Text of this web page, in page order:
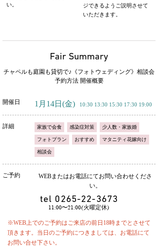
い。
ジできるようご説明させて
いただきます。
Fair Summary
チャペルも庭園も貸切で♪《フォトウェディング》相談会
予約方法 開催概要
開催日 1月14日 (金) 10:30 13:30 15:30 17:30 19:00
詳細 家族で会食 感染症対策 少人数・家族婚
フォトプラン おすすめ マタニティ花嫁向け
相談会
ご予約
WEBまたはお電話にてお問い合わせくださ
い。
tel 0265-22-3673
11:00〜21:00(火曜定休)
※WEB上でのご予約はご来店の前日18時までとさせて
頂きます。当日のご予約につきましては、お電話にて
お問い合せ下さい。